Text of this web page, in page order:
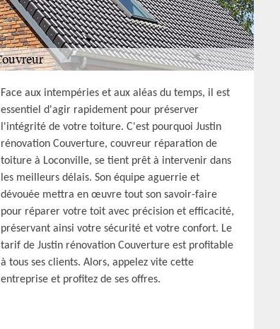
Face aux intempéries et aux aléas du temps, il est
essentiel d'agir rapidement pour préserver
l'intégrité de votre toiture. C'est pourquoi Justin
rénovation Couverture, couvreur réparation de
toiture à Loconville, se tient prêt à intervenir dans
les meilleurs délais. Son équipe aguerrie et
dévouée mettra en œuvre tout son savoir-faire
pour réparer votre toit avec précision et efficacité,
préservant ainsi votre sécurité et votre confort. Le
tarif de Justin rénovation Couverture est profitable
à tous ses clients. Alors, appelez vite cette
entreprise et profitez de ses offres.